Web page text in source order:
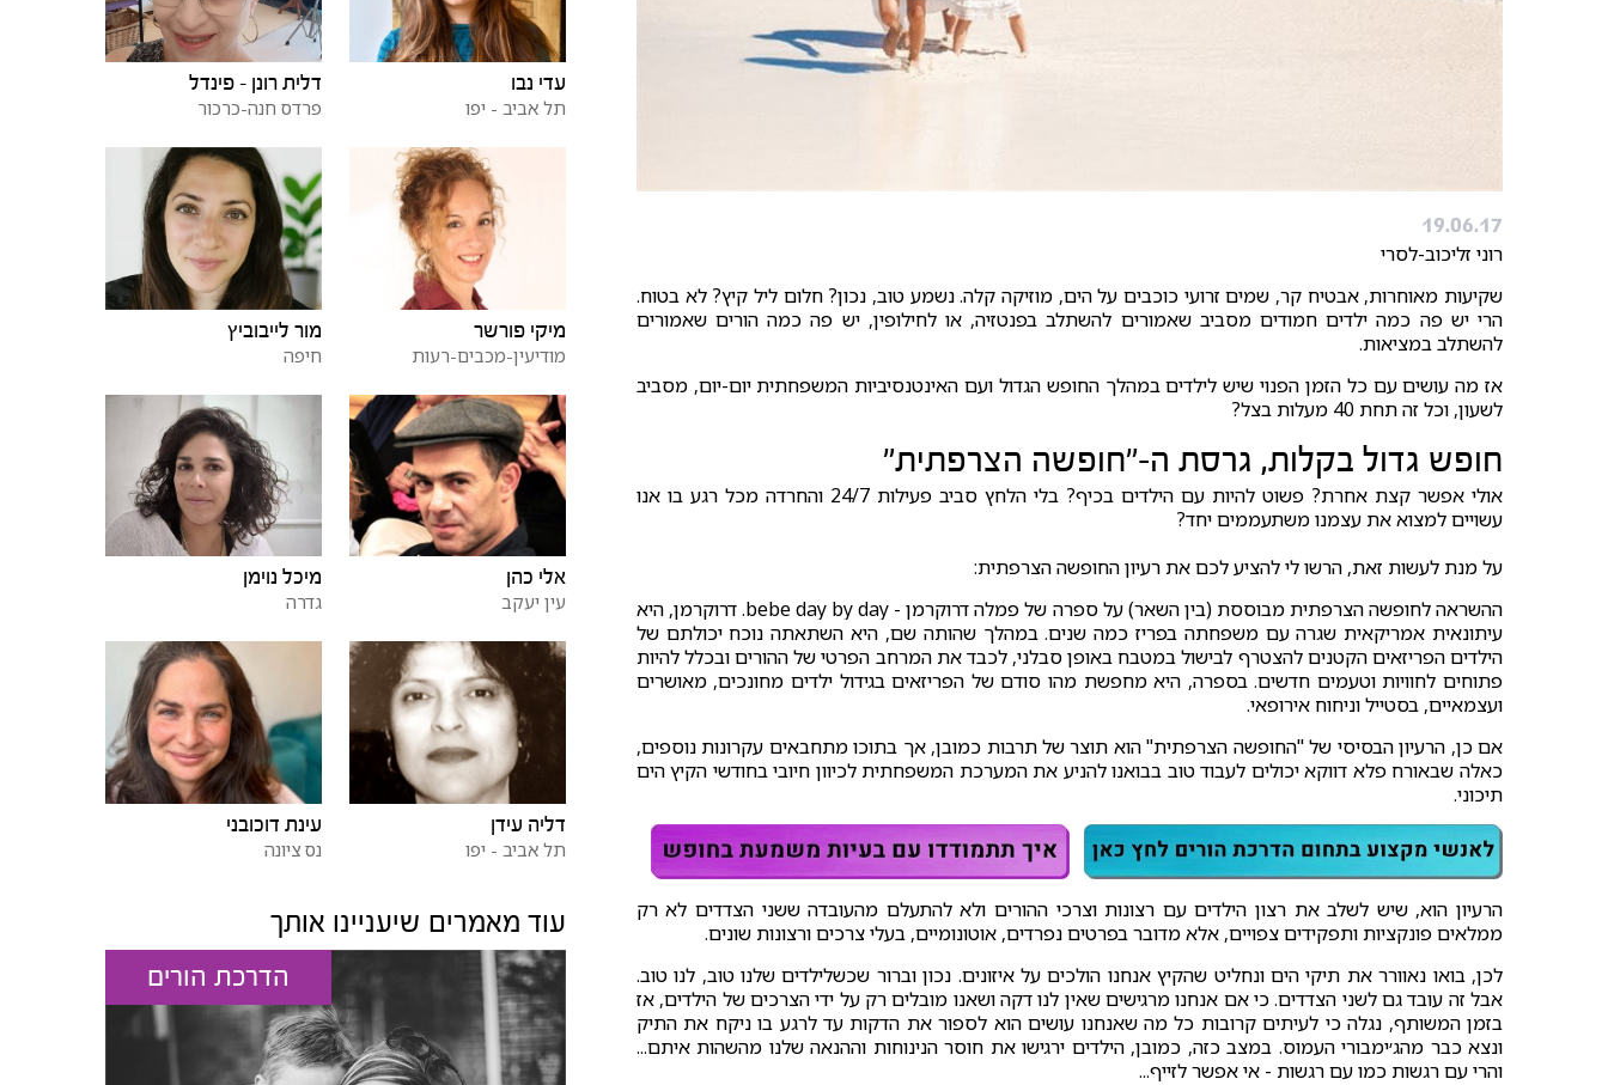
19.06.17
רוני זליכוב-לסרי
שקיעות מאוחרות, אבטיח קר, שמים זרועי כוכבים על הים, מוזיקה קלה. נשמע טוב, נכון? חלום ליל קיץ? לא בטוח.
הרי יש פה כמה ילדים חמודים מסביב שאמורים להשתלב בפנטזיה, או לחילופין, יש פה כמה הורים שאמורים
להשתלב במציאות.
אז מה עושים עם כל הזמן הפנוי שיש לילדים במהלך החופש הגדול ועם האינטנסיביות המשפחתית יום-יום, מסביב
לשעון, וכל זה תחת 40 מעלות בצל?
חופש גדול בקלות, גרסת ה-"חופשה הצרפתית"
אולי אפשר קצת אחרת? פשוט להיות עם הילדים בכיף? בלי הלחץ סביב פעילות 24/7 והחרדה מכל רגע בו אנו
עשויים למצוא את עצמנו משתעממים יחד?
על מנת לעשות זאת, הרשו לי להציע לכם את רעיון החופשה הצרפתית:
ההשראה לחופשה הצרפתית מבוססת (בין השאר) על ספרה של פמלה דרוקרמן - bebe day by day. דרוקרמן, היא
עיתונאית אמריקאית שגרה עם משפחתה בפריז כמה שנים. במהלך שהותה שם, היא השתאתה נוכח יכולתם של
הילדים הפריזאים הקטנים להצטרף לבישול במטבח באופן סבלני, לכבד את המרחב הפרטי של ההורים ובכלל להיות
פתוחים לחוויות וטעמים חדשים. בספרה, היא מחפשת מהו סודם של הפריזאים בגידול ילדים מחונכים, מאושרים
ועצמאיים, בסטייל וניחוח אירופאי.
אם כן, הרעיון הבסיסי של "החופשה הצרפתית" הוא תוצר של תרבות כמובן, אך בתוכו מתחבאים עקרונות נוספים,
כאלה שבאורח פלא דווקא יכולים לעבוד טוב בבואנו להניע את המערכת המשפחתית לכיוון חיובי בחודשי הקיץ הים
תיכוני.
הרעיון הוא, שיש לשלב את רצון הילדים עם רצונות וצרכי ההורים ולא להתעלם מהעובדה ששני הצדדים לא רק
ממלאים פונקציות ותפקידים צפויים, אלא מדובר בפרטים נפרדים, אוטונומיים, בעלי צרכים ורצונות שונים.
לכן, בואו נאוורר את תיקי הים ונחליט שהקיץ אנחנו הולכים על איזונים. נכון וברור שכשלילדים שלנו טוב, לנו טוב.
אבל זה עובד גם לשני הצדדים. כי אם אנחנו מרגישים שאין לנו דקה ושאנו מובלים רק על ידי הצרכים של הילדים, אז
בזמן המשותף, נגלה כי לעיתים קרובות כל מה שאנחנו עושים הוא לספור את הדקות עד לרגע בו ניקח את התיק
ונצא כבר מהג׳ימבורי העמוס. במצב כזה, כמובן, הילדים ירגישו את חוסר הנינוחות וההנאה שלנו מהשהות איתם...
והרי עם רגשות כמו עם רגשות - אי אפשר לזייף...
עדי נבו
תל אביב - יפו
דלית רונן - פינדל
פרדס חנה-כרכור
מיקי פורשר
מודיעין-מכבים-רעות
מור לייבוביץ
חיפה
אלי כהן
עין יעקב
מיכל נוימן
גדרה
דליה עידן
תל אביב - יפו
עינת דוכובני
נס ציונה
עוד מאמרים שיעניינו אותך
הדרכת הורים